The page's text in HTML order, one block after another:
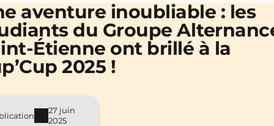
aventure inoubliable : les
du Groupe
Étienne ont brillé à la
2025 !
27 juin
2025